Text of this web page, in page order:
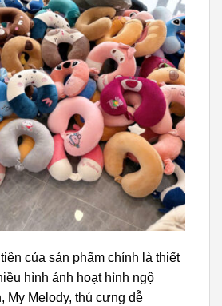
của sản phẩm chính là thiết
hình ảnh hoạt hình ngộ
My Melody, thú cưng dễ